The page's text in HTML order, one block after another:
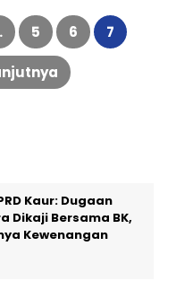
5 6 7
Kaur: Dugaan
Dikaji Bersama BK,
Kewenangan